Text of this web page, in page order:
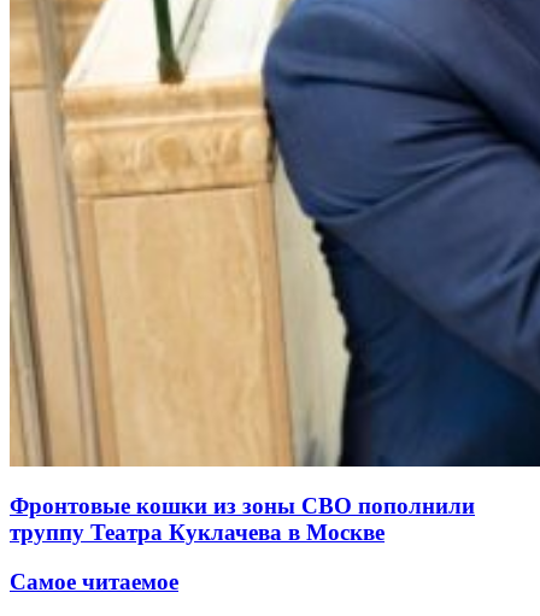
Фронтовые кошки из зоны СВО пополнили
труппу Театра Куклачева в Москве
Самое читаемое